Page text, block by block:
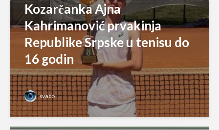
Kozarčanka Ajna
Kahrimanović prvakinja
Republike Srpske u tenisu do
16 godin
svabo